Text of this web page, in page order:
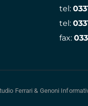
tel:
tel:
fax:
Ferrari & Genoni